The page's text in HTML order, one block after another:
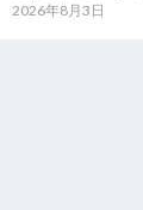
2026年8月3日